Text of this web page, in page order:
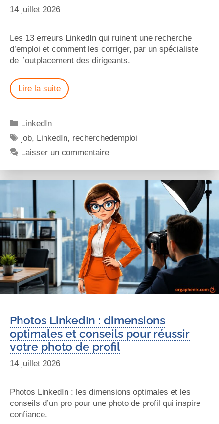
14 juillet 2026
Les 13 erreurs LinkedIn qui ruinent une recherche
d’emploi et comment les corriger, par un spécialiste
de l’outplacement des dirigeants.
Lire la suite
LinkedIn
job, LinkedIn, recherchedemploi
Laisser un commentaire
Photos LinkedIn : dimensions
optimales et conseils pour réussir
votre photo de profil
14 juillet 2026
Photos LinkedIn : les dimensions optimales et les
conseils d’un pro pour une photo de profil qui inspire
confiance.